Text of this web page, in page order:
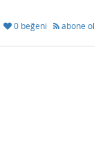
0 beğeni abone ol